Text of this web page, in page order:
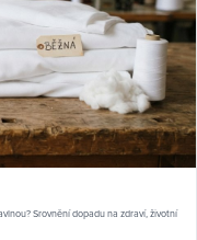
Srovnění dopadu na zdraví, životní